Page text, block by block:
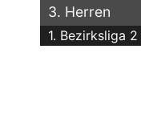
3. Herren
1. Bezirksliga 2